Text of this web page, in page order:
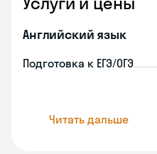
Английский язык
Подготовка к ЕГЭ/ОГЭ
Читать дальше